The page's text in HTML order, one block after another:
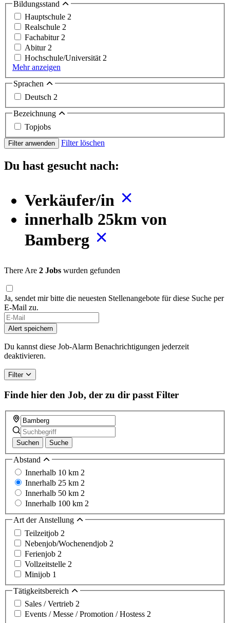
Bildungsstand
Hauptschule 2
Realschule 2
Fachabitur2
Abitur2
Hochschule/Universität2
Mehr anzeigen
Sprachen
Deutsch 2
Bezeichnung
Topjobs
Filter anwenden Filter löschen
Du hast gesucht nach:
Verkäufer/in
innerhalb 25km von
Bamberg
There Are 2 Jobs wurden gefunden
Ja, sendet mir bitte die neuesten Stellenangebote für diese Suche per
E-Mail zu.
If
you
are
a
human,
this
field
Alert speichern
Du kannst diese Job-Alarm Benachrichtigungen jederzeit
deaktivieren.
Filter
Finde hier den Job, der zu dir passt Filter
Suchen Suche
Abstand
Innerhalb 10 km 2
Innerhalb 25 km 2
Innerhalb 50 km 2
Innerhalb 100 km 2
Art der Anstellung
Teilzeitjob 2
Nebenjob/Wochenendjob 2
Ferienjob 2
Vollzeitstelle 2
Minijob 1
Tätigkeitsbereich
Sales / Vertrieb 2
Events / Messe / Promotion / Hostess 2